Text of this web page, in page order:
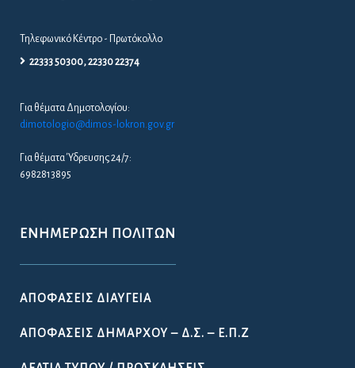
Τηλεφωνικό Κέντρο - Πρωτόκολλο
22333 50300, 22330 22374
Για θέματα Δημοτολογίου:
dimotologio@dimos-lokron.gov.gr
Για θέματα Ύδρευσης 24/7:
6982813895
ΕΝΗΜΈΡΩΣΗ ΠΟΛΙΤΏΝ
ΑΠΟΦΆΣΕΙΣ ΔΙΑΎΓΕΙΑ
ΑΠΟΦΆΣΕΙΣ ΔΗΜΆΡΧΟΥ – Δ.Σ. – Ε.Π.Ζ